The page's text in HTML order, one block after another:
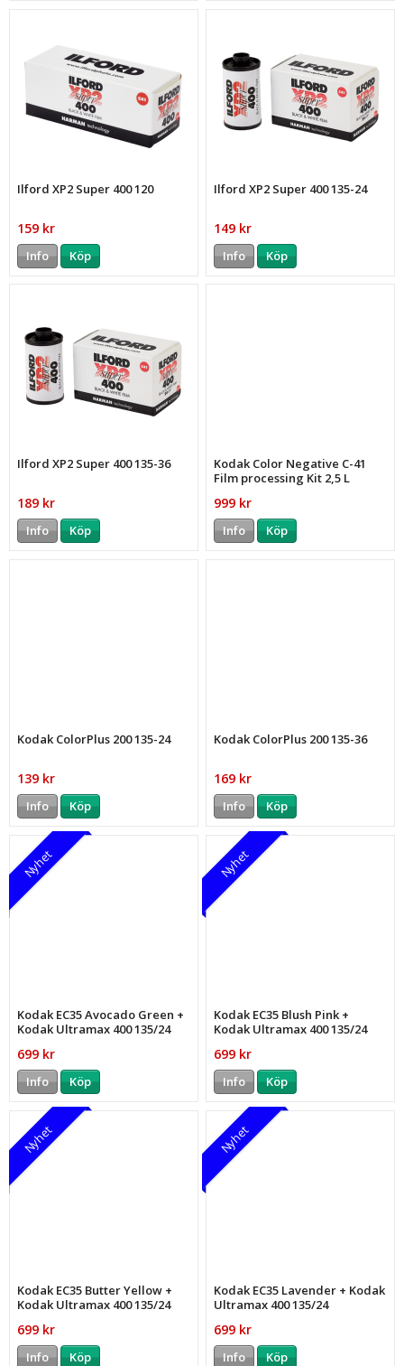
Ilford XP2 Super 400 120
159 kr
Info Köp
Ilford XP2 Super 400 135-24
149 kr
Info Köp
Ilford XP2 Super 400 135-36
189 kr
Info Köp
Kodak Color Negative C-41
Film processing Kit 2,5 L
999 kr
Info Köp
Kodak ColorPlus 200 135-24
139 kr
Info Köp
Kodak ColorPlus 200 135-36
169 kr
Info Köp
Nyhet
Kodak EC35 Avocado Green +
Kodak Ultramax 400 135/24
699 kr
Info Köp
Nyhet
Kodak EC35 Blush Pink +
Kodak Ultramax 400 135/24
699 kr
Info Köp
Nyhet
Kodak EC35 Butter Yellow +
Kodak Ultramax 400 135/24
699 kr
Info Köp
Nyhet
Kodak EC35 Lavender + Kodak
Ultramax 400 135/24
699 kr
Info Köp